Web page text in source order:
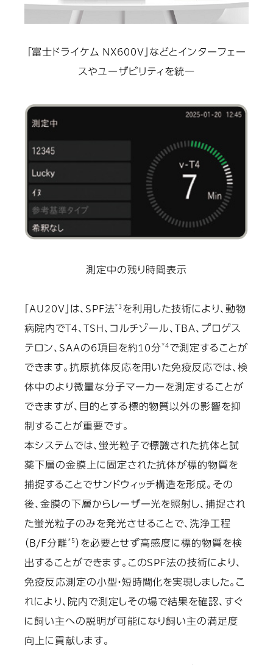
「富士ドライケム NX600V」などとインターフェー
スやユーザビリティを統一
測定中の残り時間表示
「AU20V」は、SPF法*3 を利用した技術により、動物
病院内でT4、TSH、コルチゾール、TBA、プロゲス
テロン、SAAの6項目を約10分 *4 で測定することが
できます。抗原抗体反応を用いた免疫反応では、検
体中のより微量な分子マーカーを測定することが
できますが、目的とする標的物質以外の影響を抑
制することが重要です。
本システムでは、蛍光粒子で標識された抗体と試
薬下層の金膜上に固定された抗体が標的物質を
捕捉することでサンドウィッチ構造を形成。その
後、金膜の下層からレーザー光を照射し、捕捉され
た蛍光粒子のみを発光させることで、洗浄工程
（B/F分離 *5 ）を必要とせず高感度に標的物質を検
出することができます。このSPF法の技術により、
免疫反応測定の小型・短時間化を実現しました。こ
れにより、院内で測定しその場で結果を確認、すぐ
に飼い主への説明が可能になり飼い主の満足度
向上に貢献します。